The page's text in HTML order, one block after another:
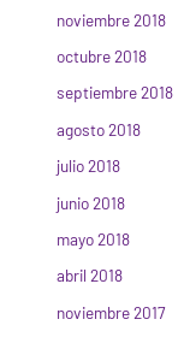
noviembre 2018
octubre 2018
septiembre 2018
agosto 2018
julio 2018
junio 2018
mayo 2018
abril 2018
noviembre 2017